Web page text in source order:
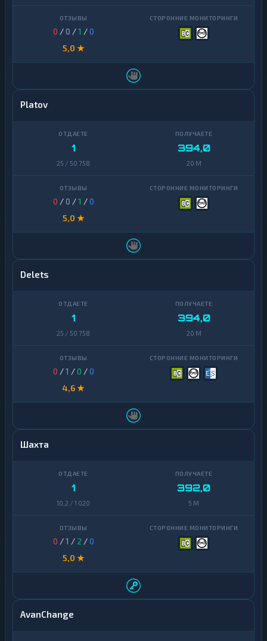
0 / 0 /1 /0
5,0 ★
Platov
1
25 / 50 758
394,0
20 M
0 / 0 /1 /0
5,0 ★
Delets
1
25 / 50 758
394,0
20 M
0 /1 /0 /0
4,6 ★
Шахта
1
10,2 / 1 020
392,0
5 M
0 /1 / 2 /0
5,0 ★
AvanChange